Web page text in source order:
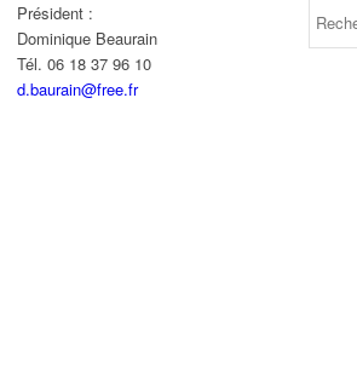
Président :
Dominique Beaurain
Tél. 06 18 37 96 10
d.baurain@free.fr